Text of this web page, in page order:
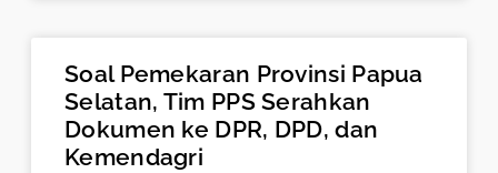
Soal Pemekaran Provinsi Papua
Selatan, Tim PPS Serahkan
Dokumen ke DPR, DPD, dan
Kemendagri